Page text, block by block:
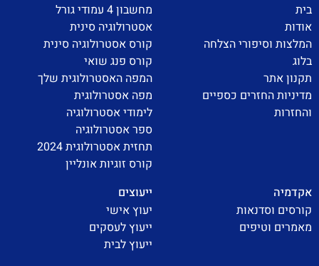
בית
אודות
המלצות וסיפורי הצלחה
בלוג
תקנון אתר
מדיניות החזרים כספיים
והחזרות
מחשבון 4 עמודי גורל
אסטרולוגיה סינית
קורס אסטרולוגיה סינית
קורס פנג שואי
המפה האסטרולוגית שלך
מפה אסטרולוגית
לימודי אסטרולוגיה
ספר אסטרולוגיה
תחזית אסטרולוגית 2024
קורס זוגיות אונליין
אקדמיה
קורסים וסדנאות
מאמרים וטיפים
ייעוצים
יעוץ אישי
ייעוץ לעסקים
ייעוץ לבית